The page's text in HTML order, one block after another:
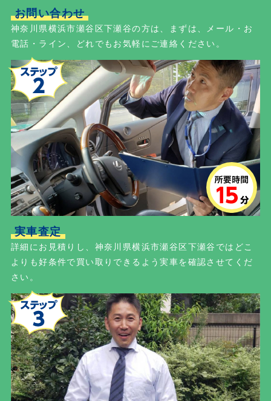
お問い合わせ
神奈川県横浜市瀬谷区下瀬谷の方は、まずは、メール・お
電話・ライン、どれでもお気軽にご連絡ください。
実車査定
詳細にお見積りし、神奈川県横浜市瀬谷区下瀬谷ではどこ
よりも好条件で買い取りできるよう実車を確認させてくだ
さい。